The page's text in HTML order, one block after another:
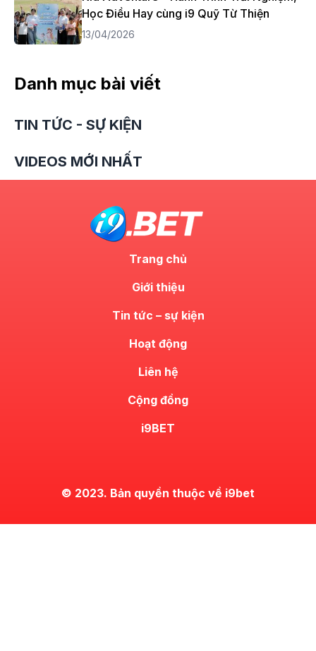
Học Điều Hay cùng i9 Quỹ Từ Thiện
13/04/2026
Danh mục bài viết
TIN TỨC - SỰ KIỆN
VIDEOS MỚI NHẤT
Trang chủ
Giới thiệu
Tin tức – sự kiện
Hoạt động
Liên hệ
Cộng đồng
i9BET
© 2023. Bản quyền thuộc về i9bet